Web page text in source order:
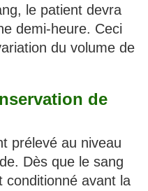
le patient devra
demi-heure. Ceci
du volume de
de
prélevé au niveau
Dès que le sang
conditionné avant la